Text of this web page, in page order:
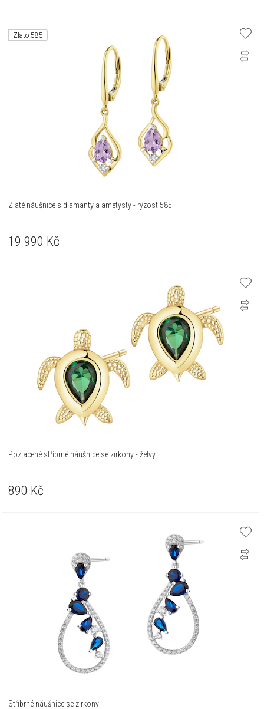
Zlato 585
Zlaté náušnice s diamanty a ametysty - ryzost 585
19 990 Kč
Pozlacené stříbrné náušnice se zirkony - želvy
890 Kč
Stříbrné náušnice se zirkony